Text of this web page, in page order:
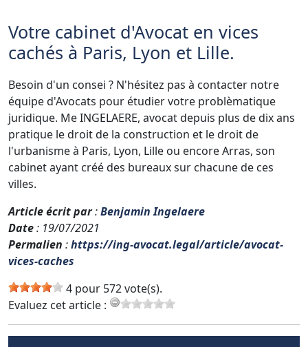
Votre cabinet d'Avocat en vices
cachés à Paris, Lyon et Lille.
Besoin d'un consei ? N'hésitez pas à contacter notre
équipe d'Avocats pour étudier votre problèmatique
juridique. Me INGELAERE, avocat depuis plus de dix ans
pratique le droit de la construction et le droit de
l'urbanisme à Paris, Lyon, Lille ou encore Arras, son
cabinet ayant créé des bureaux sur chacune de ces
villes.
Article écrit par:Benjamin Ingelaere
Date: 19/07/2021
Permalien :https://ing-avocat.legal/article/avocat-
vices-caches
4 pour 572 vote(s).
Evaluez cet article :